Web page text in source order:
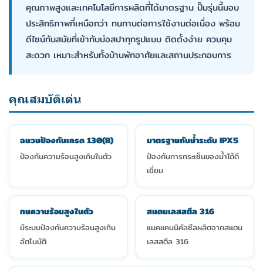
คุณภาพสูงและเทคโนโลยีการผลิตที่ได้มาตรฐาน ปั๊มรุ่นนี้มอบ
ประสิทธิภาพที่เหนือกว่า ทนทานต่อการใช้งานต่อเนื่อง พร้อม
ดีไซน์ทันสมัยที่เข้ากับบ่อสปาทุกรูปแบบ ติดตั้งง่าย ควบคุม
สะดวก เหมาะสำหรับทั้งบ้านพักอาศัยและสถานประกอบการ
คุณสมบัติเด่น
ฉนวนป้องกันเกรด 130(B)
ป้องกันความร้อนสูงเกินในตัว
มาตรฐานกันน้ำระดับ IPX5
ป้องกันการกระเซ็นของน้ำได้ดี
เยี่ยม
ทนความร้อนสูงในตัว
มีระบบป้องกันความร้อนสูงเกิน
อัตโนมัติ
สแตนเลสสตีล 316
แมคแคนนิคัลซีลผลิตจากสแตน
เลสสตีล 316